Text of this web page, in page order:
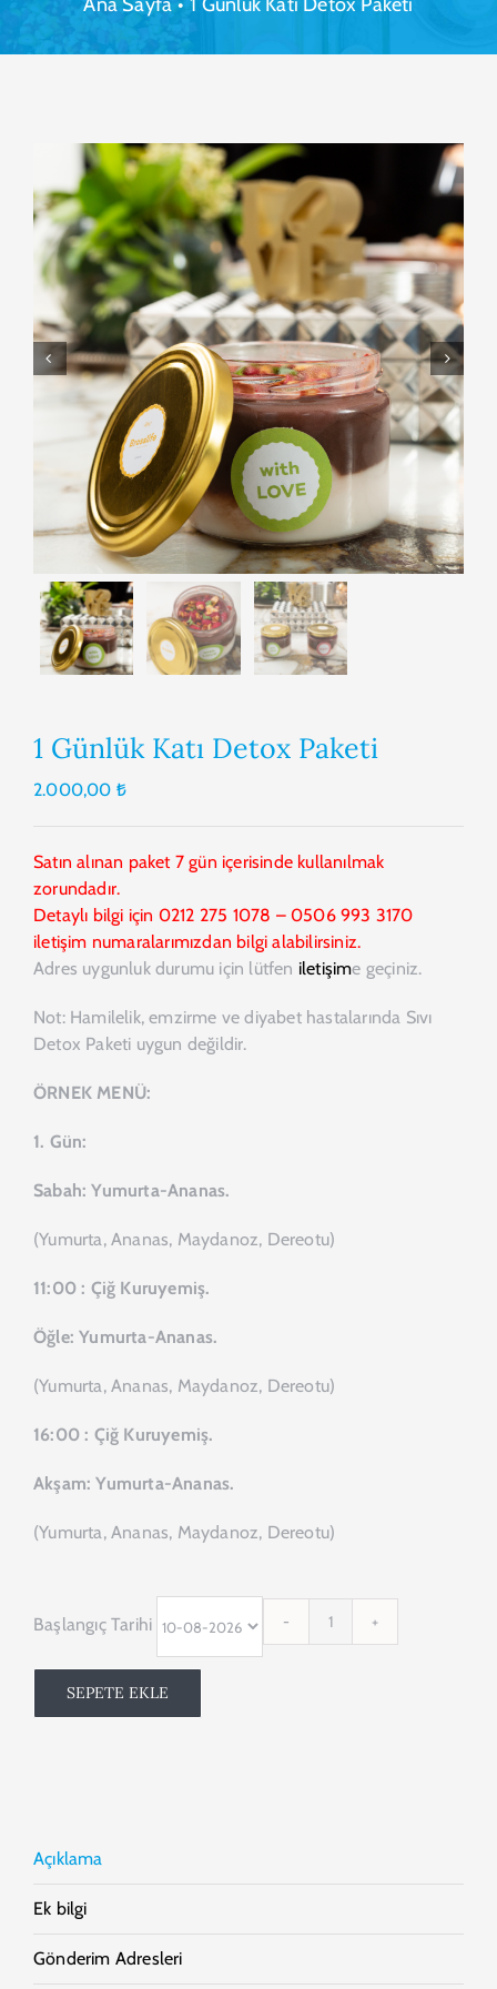
 
1 Günlük Katı Detox Paketi
2.000,00 ₺
Satın alınan paket 7 gün içerisinde kullanılmak
zorundadır.
Detaylı bilgi için 0212 275 1078 – 0506 993 3170
iletişim numaralarımızdan bilgi alabilirsiniz.
Adres uygunluk durumu için lütfen iletişime geçiniz.
Not: Hamilelik, emzirme ve diyabet hastalarında Sıvı
Detox Paketi uygun değildir.
ÖRNEK MENÜ:
1. Gün:
Sabah: Yumurta-Ananas.
(Yumurta, Ananas, Maydanoz, Dereotu)
11:00 : Çiğ Kuruyemiş.
Öğle: Yumurta-Ananas.
(Yumurta, Ananas, Maydanoz, Dereotu)
16:00 : Çiğ Kuruyemiş.
Akşam: Yumurta-Ananas.
(Yumurta, Ananas, Maydanoz, Dereotu)
Başlangıç Tarihi
1
SEPETE EKLE
Açıklama
Ek bilgi
Gönderim Adresleri